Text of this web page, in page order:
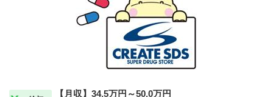
【月収】34.5万円～50.0万円